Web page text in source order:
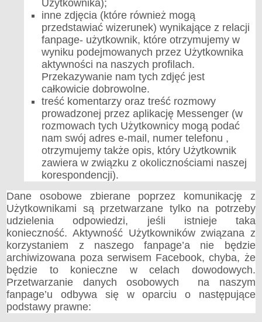
Użytkownika);
inne zdjęcia (które również mogą
przedstawiać wizerunek) wynikające z relacji
fanpage- użytkownik, które otrzymujemy w
wyniku podejmowanych przez Użytkownika
aktywności na naszych profilach.
Przekazywanie nam tych zdjęć jest
całkowicie dobrowolne.
treść komentarzy oraz treść rozmowy
prowadzonej przez aplikację Messenger (w
rozmowach tych Użytkownicy mogą podać
nam swój adres e-mail, numer telefonu ,
otrzymujemy także opis, który Użytkownik
zawiera w związku z okolicznościami naszej
korespondencji).
Dane osobowe zbierane poprzez komunikację z
Użytkownikami są przetwarzane tylko na potrzeby
udzielenia odpowiedzi, jeśli istnieje taka
konieczność. Aktywność Użytkowników związana z
korzystaniem z naszego fanpage’a nie będzie
archiwizowana poza serwisem Facebook, chyba, że
będzie to konieczne w celach dowodowych.
Przetwarzanie danych osobowych na naszym
fanpage’u odbywa się w oparciu o następujące
podstawy prawne: